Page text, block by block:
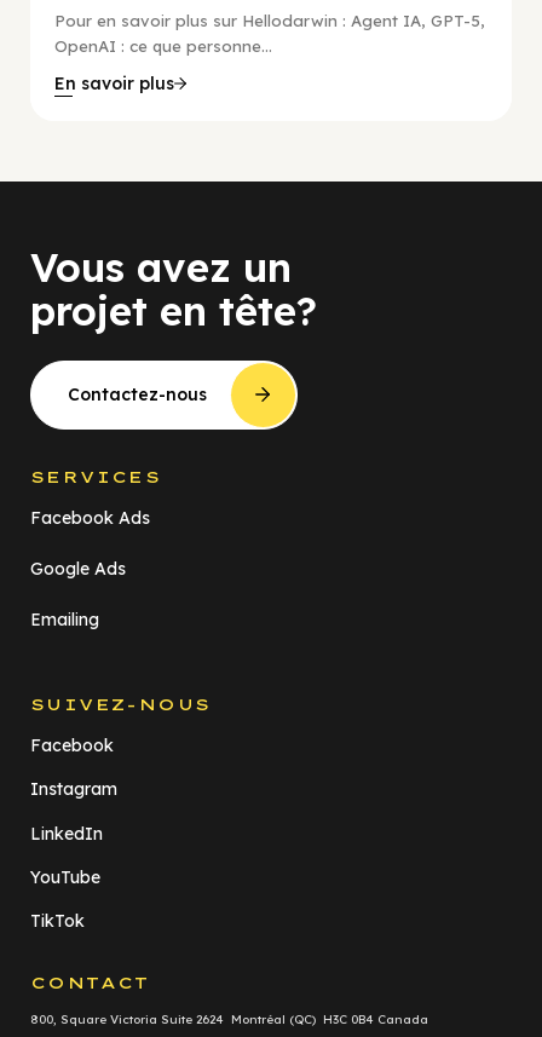
Pour en savoir plus sur Hellodarwin : Agent IA, GPT-5,
OpenAI : ce que personne...
En savoir plus
Vous avez un
projet en tête?
Contactez-nous
SERVICES
Facebook Ads
Google Ads
Emailing
SUIVEZ-NOUS
Facebook
Instagram
LinkedIn
YouTube
TikTok
CONTACT
800, Square Victoria Suite 2624 Montréal (QC) H3C 0B4 Canada